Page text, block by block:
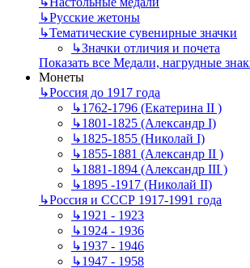
↳Русские жетоны
↳Тематические сувенирные значки
↳Значки отличия и почета
Показать все Медали, нагрудные
Монеты
↳Россия до 1917 года
↳1762-1796 (Екатерина II )
↳1801-1825 (Александр I)
↳1825-1855 (Николай I)
↳1855-1881 (Александр II )
↳1881-1894 (Александр III )
↳1895 -1917 (Николай II)
↳Россия и СССР 1917-1991 года
↳1921 - 1923
↳1924 - 1936
↳1937 - 1946
↳1947 - 1958